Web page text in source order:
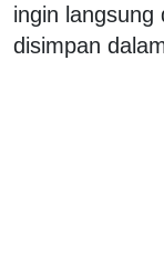
ingin langsung
disimpan